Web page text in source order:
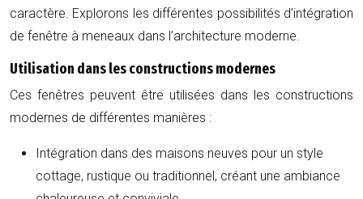
caractère. Explorons les différentes possibilités d’intégration
de fenêtre à meneaux dans l’architecture moderne.
Utilisation dans les constructions modernes
Ces fenêtres peuvent être utilisées dans les constructions
modernes de différentes manières :
Intégration dans des maisons neuves pour un style
cottage, rustique ou traditionnel, créant une ambiance